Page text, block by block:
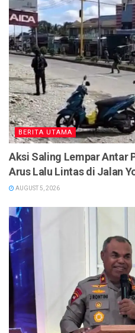
BERITA UTAMA
Aksi Saling Lempar Antar
Arus Lalu Lintas di Jalan
AUGUST 5, 2026